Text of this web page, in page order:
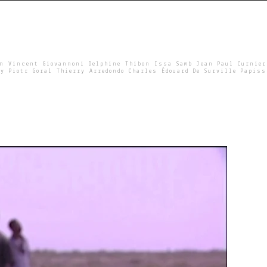
Vincent Giovannoni Delphine Thibon Issa Samb Jean Paul Curnier
Piotr Goral Thierry Arredondo Charles Édouard De Surville Papiss